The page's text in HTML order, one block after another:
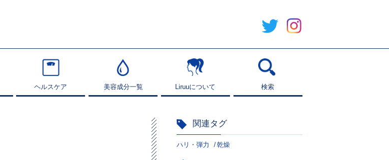
ヘルスケア
ヘルスケア 美容成分一覧
美容成分一覧 Liruuについて
Liruuについて 検索
検索
関連タグ
ハリ・弾力 乾燥